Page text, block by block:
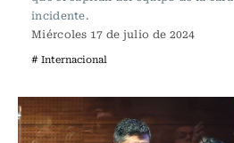
incidente.
Miércoles 17 de julio de 2024
# Internacional